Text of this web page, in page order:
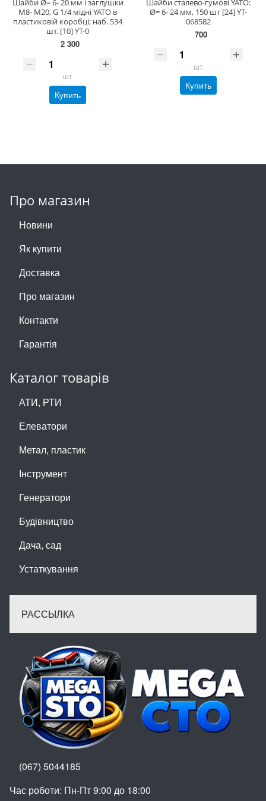
Шайби Ø= 6- 20 мм і заглушки
М8- М20, G 1/4 мідні YATO в
пластиковій коробці; наб. 534
шт. [10] YT-0
2 300
шт
Купить
Шайби сталево-гумові YATO:
Ø= 6- 24 мм, 150 шт [24] YT-
068582
700
шт
Купить
Про магазин
Новини
Як купити
Доставка
Про магазин
Контакти
Гарантія
Каталог товарів
АТИ, РТИ
Елеватори
Метал, пластик
Інструмент
Генератори
Будівництво
Дача, сад
Устаткування
РАССЫЛКА
(067) 5044185
Час роботи: Пн-Пт 9:00 до 18:00